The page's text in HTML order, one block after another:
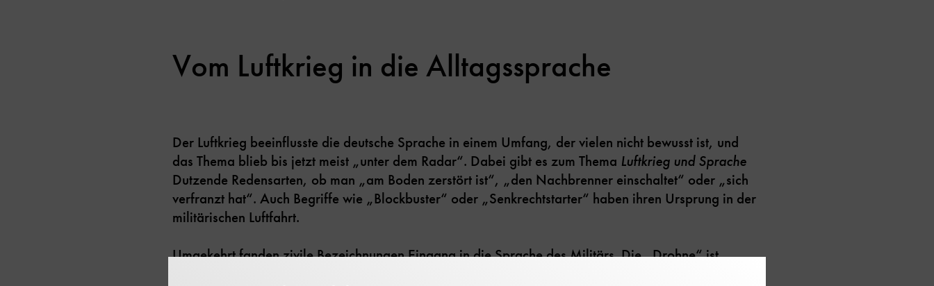
Vom Luftkrieg in die Alltagssprache
Der Luftkrieg beeinflusste die deutsche Sprache in einem Umfang, der vielen nicht bewusst ist, und
das Thema blieb bis jetzt meist „unter dem Radar“. Dabei gibt es zum Thema Luftkrieg und Sprache
Dutzende Redensarten, ob man „am Boden zerstört ist“, „den Nachbrenner einschaltet“ oder „sich
verfranzt hat“. Auch Begriffe wie „Blockbuster“ oder „Senkrechtstarter“ haben ihren Ursprung in der
militärischen Luftfahrt.
Umgekehrt fanden zivile Bezeichnungen Eingang in die Sprache des Militärs. Die „Drohne“ ist